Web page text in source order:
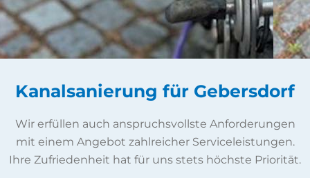
Kanalsanierung für Gebersdorf
Wir erfüllen auch anspruchsvollste Anforderungen
mit einem Angebot zahlreicher Serviceleistungen.
Ihre Zufriedenheit hat für uns stets höchste Priorität.